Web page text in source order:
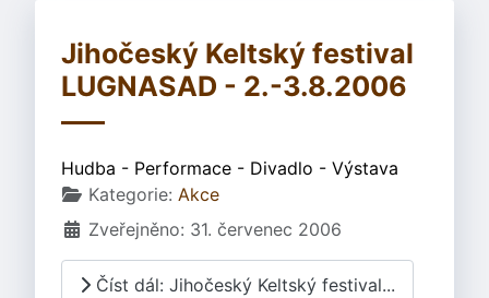
Jihočeský Keltský festival
LUGNASAD - 2.-3.8.2006
Hudba - Performace - Divadlo - Výstava
Základní údaje
Kategorie: Akce
Zveřejněno: 31. červenec 2006
Číst dál: Jihočeský Keltský festival...